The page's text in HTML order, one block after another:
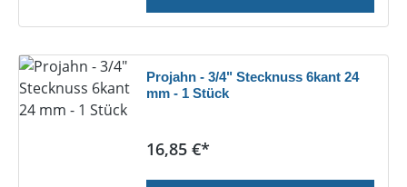
Projahn - 3/4" Stecknuss 6kant 24
mm - 1 Stück
Regulärer Preis:
16,85 €*